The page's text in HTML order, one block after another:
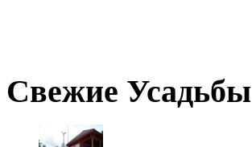
Свежие Усадьбы